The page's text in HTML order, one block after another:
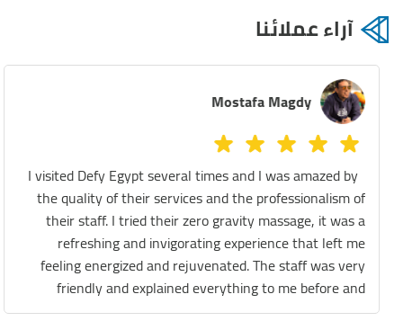
آراء عملائنا
Mostafa Magdy
I visited Defy Egypt several times and I was amazed by
the quality of their services and the professionalism of
their staff. I tried their zero gravity massage, it was a
refreshing and invigorating experience that left me
feeling energized and rejuvenated. The staff was very
friendly and explained everything to me before and
during the session. They also gave me some tips on how